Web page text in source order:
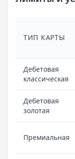
ТИП КАРТЫ
Дебетовая
классическая
Дебетовая
золотая
Премиальная